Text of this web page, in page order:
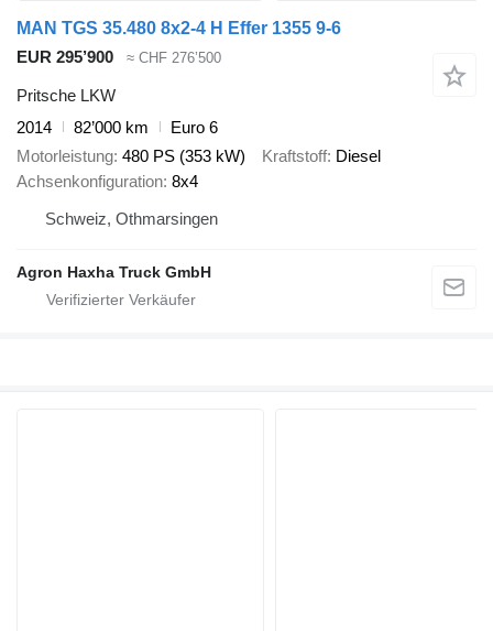
MAN TGS 35.480 8x2-4 H Effer 1355 9-6
EUR 295’900
≈ CHF 276’500
Pritsche LKW
2014
82’000 km
Euro 6
Motorleistung 480 PS (353 kW) Kraftstoff Diesel
Achsenkonfiguration 8x4
Schweiz, Othmarsingen
Agron Haxha Truck GmbH